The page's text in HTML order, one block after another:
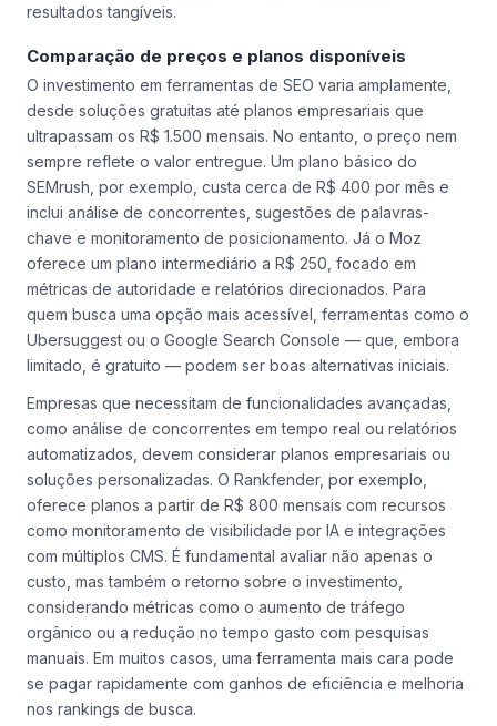
pode reduzir em até 40% o tempo gasto na pesquisa de
resultados tangíveis.
Comparação de preços e planos disponíveis
O investimento em ferramentas de SEO varia amplamente,
desde soluções gratuitas até planos empresariais que
ultrapassam os R$ 1.500 mensais. No entanto, o preço nem
sempre reflete o valor entregue. Um plano básico do
SEMrush, por exemplo, custa cerca de R$ 400 por mês e
inclui análise de concorrentes, sugestões de palavras-
chave e monitoramento de posicionamento. Já o Moz
oferece um plano intermediário a R$ 250, focado em
métricas de autoridade e relatórios direcionados. Para
quem busca uma opção mais acessível, ferramentas como o
Ubersuggest ou o Google Search Console — que, embora
limitado, é gratuito — podem ser boas alternativas iniciais.
Empresas que necessitam de funcionalidades avançadas,
como análise de concorrentes em tempo real ou relatórios
automatizados, devem considerar planos empresariais ou
soluções personalizadas. O Rankfender, por exemplo,
oferece planos a partir de R$ 800 mensais com recursos
como monitoramento de visibilidade por IA e integrações
com múltiplos CMS. É fundamental avaliar não apenas o
custo, mas também o retorno sobre o investimento,
considerando métricas como o aumento de tráfego
orgânico ou a redução no tempo gasto com pesquisas
manuais. Em muitos casos, uma ferramenta mais cara pode